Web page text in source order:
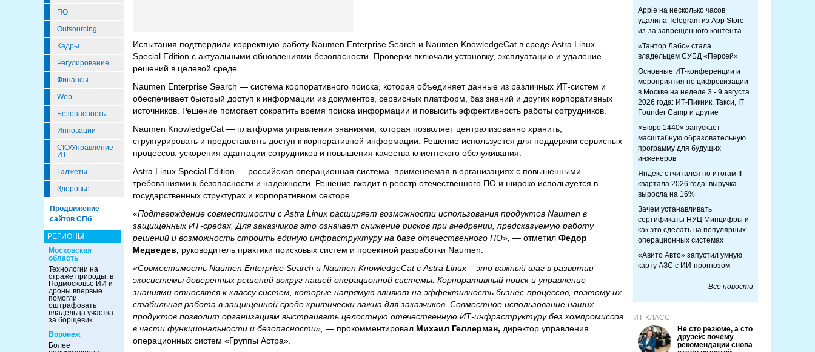
ПО
Outsourcing
Кадры
Регулирование
Финансы
Web
Безопасность
Инновации
CIO/Управление
ИТ
Гаджеты
Здоровье
Продвижение
сайтов СПб
РЕГИОНЫ
Московская
область
Технологии на
страже природы: в
Подмосковье ИИ и
дроны впервые
помогли
оштрафовать
владельца участка
за борщевик
Воронеж
Более
Испытания подтвердили корректную работу Naumen Enterprise Search и Naumen KnowledgeCat в среде Astra Linux
Special Edition с актуальными обновлениями безопасности. Проверки включали установку, эксплуатацию и удаление
решений в целевой среде.
Naumen Enterprise Search — система корпоративного поиска, которая объединяет данные из различных ИТ-систем и
обеспечивает быстрый доступ к информации из документов, сервисных платформ, баз знаний и других корпоративных
источников. Решение помогает сократить время поиска информации и повысить эффективность работы сотрудников.
Naumen KnowledgeCat — платформа управления знаниями, которая позволяет централизованно хранить,
структурировать и предоставлять доступ к корпоративной информации. Решение используется для поддержки сервисных
процессов, ускорения адаптации сотрудников и повышения качества клиентского обслуживания.
Astra Linux Special Edition — российская операционная система, применяемая в организациях с повышенными
требованиями к безопасности и надежности. Решение входит в реестр отечественного ПО и широко используется в
государственных структурах и корпоративном секторе.
«Подтверждение совместимости с Astra Linux расширяет возможности использования продуктов Naumen в
защищенных ИТ-средах. Для заказчиков это означает снижение рисков при внедрении, предсказуемую работу
решений и возможность строить единую инфраструктуру на базе отечественного ПО», — отметил Федор
Медведев, руководитель практики поисковых систем и проектной разработки Naumen.
«Совместимость Naumen Enterprise Search и Naumen KnowledgeCat с Astra Linux – это важный шаг в развитии
экосистемы доверенных решений вокруг нашей операционной системы. Корпоративный поиск и управление
знаниями относятся к классу систем, которые напрямую влияют на эффективность бизнес-процессов, поэтому их
стабильная работа в защищенной среде критически важна для заказчиков. Совместное использование наших
продуктов позволит организациям выстраивать целостную отечественную ИТ-инфраструктуру без компромиссов
в части функциональности и безопасности», — прокомментировал Михаил Геллерман, директор управления
операционных систем «Группы Астра».
Apple на несколько часов
удалила Telegram из App Store
из-за запрещенного контента
«Тантор Лабс» стала
владельцем СУБД «Персей»
Основные ИТ-конференции и
мероприятия по цифровизации
в Москве на неделе 3 - 9 августа
2026 года: ИТ-Пикник, Такси, IT
Founder Camp и другие
«Бюро 1440» запускает
масштабную образовательную
программу для будущих
инженеров
Яндекс отчитался по итогам II
квартала 2026 года: выручка
выросла на 16%
Зачем устанавливать
сертификаты НУЦ Минцифры и
как это сделать на популярных
операционных системах
«Авито Авто» запустил умную
карту АЗС с ИИ-прогнозом
Все новости
ИТ-КЛАСС
Не сто резюме, а сто
друзей: почему
рекомендации снова